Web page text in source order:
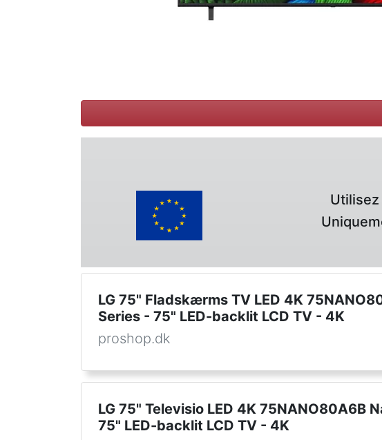
LG 75" Fladskærms TV LED 4K
Series - 75" LED-backlit LCD TV - 4K
proshop.dk
LG 75" Televisio LED 4K 75NANO80A6B
75" LED-backlit LCD TV - 4K